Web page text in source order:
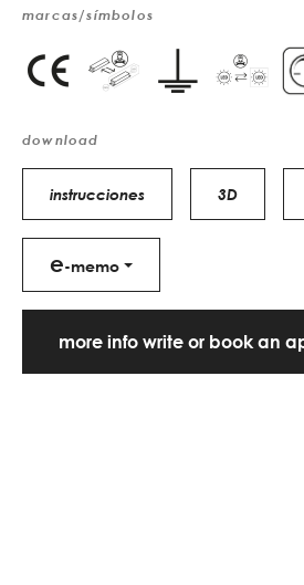
marcas/símbolos
download
instrucciones 3D
e-memo
more info write or book an